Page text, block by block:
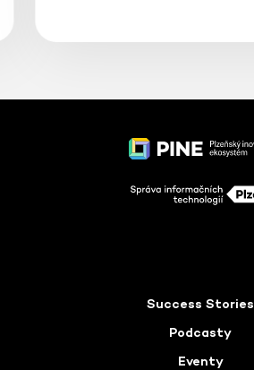
Success Stories
Podcasty
Eventy